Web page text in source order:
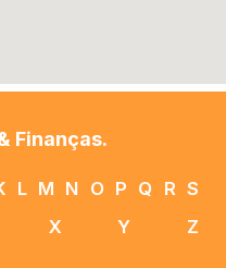
Finanças.
L M N O P Q R S
X Y Z